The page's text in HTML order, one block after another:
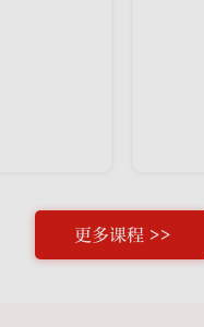
更多课程 >>